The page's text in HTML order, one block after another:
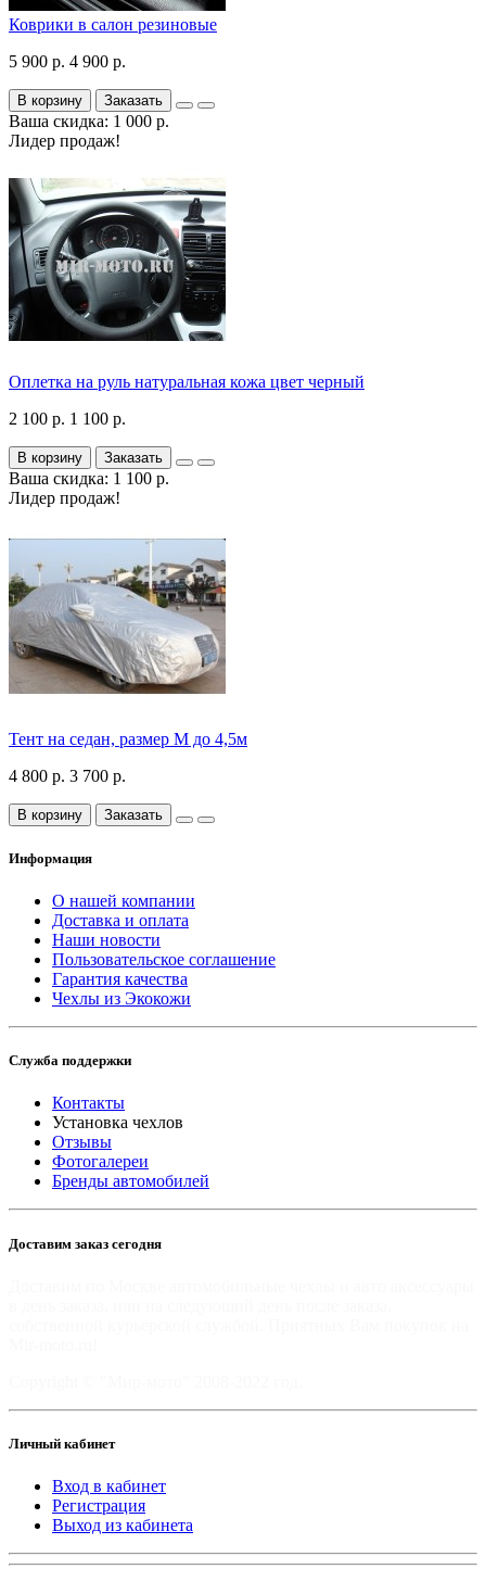
Коврики в салон резиновые
5 900 р. 4 900 р.
В корзину Заказать
Ваша скидка: 1 000 р.
Лидер продаж!
Оплетка на руль натуральная кожа цвет черный
2 100 р. 1 100 р.
В корзину Заказать
Ваша скидка: 1 100 р.
Лидер продаж!
Тент на седан, размер М до 4,5м
4 800 р. 3 700 р.
В корзину Заказать
Информация
О нашей компании
Доставка и оплата
Наши новости
Пользовательское соглашение
Гарантия качества
Чехлы из Экокожи
Служба поддержки
Контакты
Установка чехлов
Отзывы
Фотогалереи
Бренды автомобилей
Доставим заказ сегодня
Личный кабинет
Вход в кабинет
Регистрация
Выход из кабинета